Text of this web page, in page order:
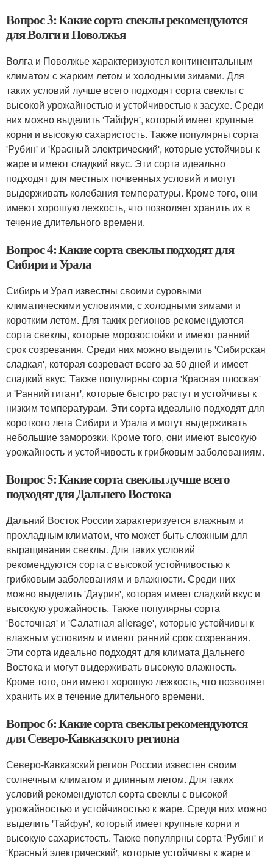
Вопрос 3: Какие сорта свеклы рекомендуются
для Волги и Поволжья
Волга и Поволжье характеризуются континентальным
климатом с жарким летом и холодными зимами. Для
таких условий лучше всего подходят сорта свеклы с
высокой урожайностью и устойчивостью к засухе. Среди
них можно выделить 'Тайфун', который имеет крупные
корни и высокую сахаристость. Также популярны сорта
'Рубин' и 'Красный электрический', которые устойчивы к
жаре и имеют сладкий вкус. Эти сорта идеально
подходят для местных почвенных условий и могут
выдерживать колебания температуры. Кроме того, они
имеют хорошую лежкость, что позволяет хранить их в
течение длительного времени.
Вопрос 4: Какие сорта свеклы подходят для
Сибири и Урала
Сибирь и Урал известны своими суровыми
климатическими условиями, с холодными зимами и
коротким летом. Для таких регионов рекомендуются
сорта свеклы, которые морозостойки и имеют ранний
срок созревания. Среди них можно выделить 'Сибирская
сладкая', которая созревает всего за 50 дней и имеет
сладкий вкус. Также популярны сорта 'Красная плоская'
и 'Ранний гигант', которые быстро растут и устойчивы к
низким температурам. Эти сорта идеально подходят для
короткого лета Сибири и Урала и могут выдерживать
небольшие заморозки. Кроме того, они имеют высокую
урожайность и устойчивость к грибковым заболеваниям.
Вопрос 5: Какие сорта свеклы лучше всего
подходят для Дальнего Востока
Дальний Восток России характеризуется влажным и
прохладным климатом, что может быть сложным для
выращивания свеклы. Для таких условий
рекомендуются сорта с высокой устойчивостью к
грибковым заболеваниям и влажности. Среди них
можно выделить 'Даурия', которая имеет сладкий вкус и
высокую урожайность. Также популярны сорта
'Восточная' и 'Салатная allerage', которые устойчивы к
влажным условиям и имеют ранний срок созревания.
Эти сорта идеально подходят для климата Дальнего
Востока и могут выдерживать высокую влажность.
Кроме того, они имеют хорошую лежкость, что позволяет
хранить их в течение длительного времени.
Вопрос 6: Какие сорта свеклы рекомендуются
для Северо-Кавказского региона
Северо-Кавказский регион России известен своим
солнечным климатом и длинным летом. Для таких
условий рекомендуются сорта свеклы с высокой
урожайностью и устойчивостью к жаре. Среди них можно
выделить 'Тайфун', который имеет крупные корни и
высокую сахаристость. Также популярны сорта 'Рубин' и
'Красный электрический', которые устойчивы к жаре и